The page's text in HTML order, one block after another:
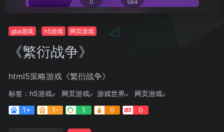
0 564
gba游戏 h5游戏 网页游戏
《繁衍战争》
html5策略游戏《繁衍战争》
标签： h5游戏 网页游戏 游戏世界
网页游戏
1+
1- 1 0 0